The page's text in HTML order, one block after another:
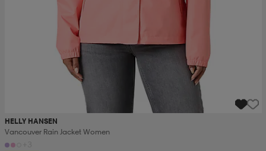
HELLY HANSEN
Vancouver Rain Jacket Women